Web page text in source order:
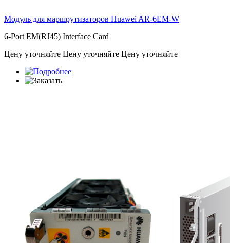
Модуль для маршрутизаторов Huawei AR-6EM-W
6-Port EM(RJ45) Interface Card
Цену уточняйте Цену уточняйте Цену уточняйте